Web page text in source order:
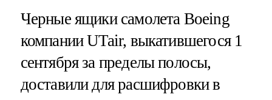
Черные ящики самолета Boeing
компании UTair, выкатившегося 1
сентября за пределы полосы,
доставили для расшифровки в